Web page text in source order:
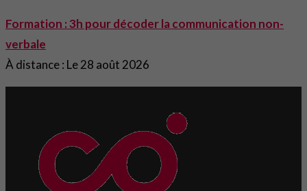
Formation : 3h pour décoder la communication non-
verbale
À distance : Le 28 août 2026